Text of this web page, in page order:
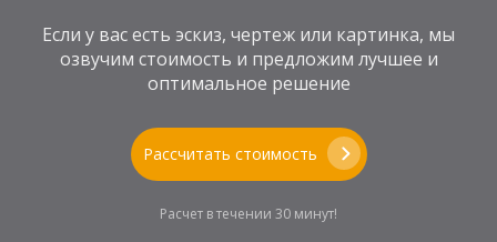
Если у вас есть эскиз, чертеж или картинка, мы
озвучим стоимость и предложим лучшее и
оптимальное решение
Рассчитать стоимость
Расчет в течении 30 минут!